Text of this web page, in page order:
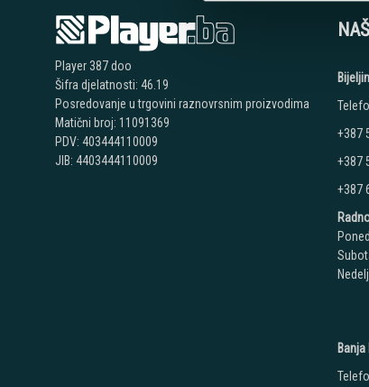
Player 387 doo
Šifra djelatnosti: 46.19
Posredovanje u trgovini raznovrsnim proizvodima
Matični broj: 11091369
PDV: 403444110009
JIB: 4403444110009
+387
+387
+387